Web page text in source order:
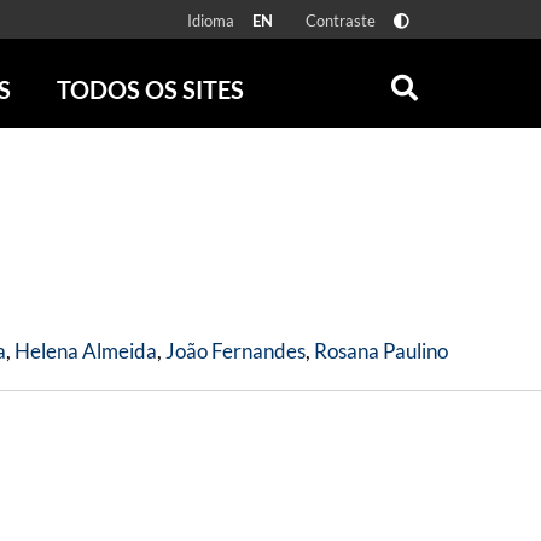
Idioma EN Contraste
TODOS OS SITES
CLARICE LISPECTOR
, Helena Almeida, João Fernandes, Rosana Paulino